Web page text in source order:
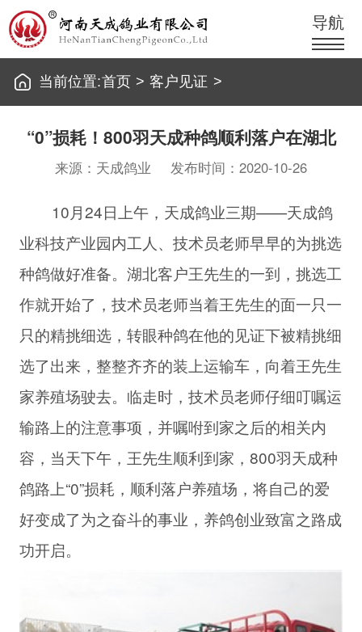
导航
当前位置:首页 > 客户见证 >
“0”损耗！800羽天成种鸽顺利落户在湖北
来源：天成鸽业 发布时间：2020-10-26
10月24日上午，天成鸽业三期——天成鸽
业科技产业园内工人、技术员老师早早的为挑选
种鸽做好准备。湖北客户王先生的一到，挑选工
作就开始了，技术员老师当着王先生的面一只一
只的精挑细选，转眼种鸽在他的见证下被精挑细
选了出来，整整齐齐的装上运输车，向着王先生
家养殖场驶去。临走时，技术员老师仔细叮嘱运
输路上的注意事项，并嘱咐到家之后的相关内
容，当天下午，王先生顺利到家，800羽天成种
鸽路上“0”损耗，顺利落户养殖场，将自己的爱
好变成了为之奋斗的事业，养鸽创业致富之路成
功开启。